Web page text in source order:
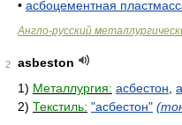
• асбоцементная
Англо-русский
2
asbeston
1) Металлургия: асбестон
2) Текстиль: "асбестон"